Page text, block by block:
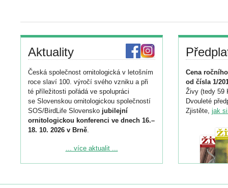
Aktuality
Česká společnost ornitologická v letošním
roce slaví 100. výročí svého vzniku a při
té příležitosti pořádá ve spolupráci
se Slovenskou ornitologickou společností
SOS/BirdLife Slovensko jubilejní
ornitologickou konferenci ve dnech 16.–
18. 10. 2026 v Brně.
Podrobnější informace ke konferenci
Registrovat se můžete do 6. září.
... více aktualit ...
Cena
od čísla 1/
Živy (tedy 59
Dvouleté
Zjistěte, jak